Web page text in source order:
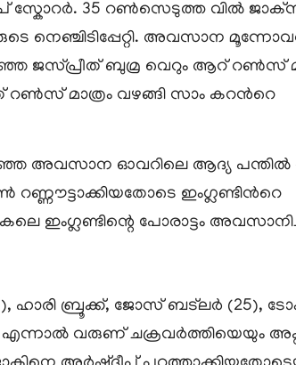
സ്കോറര്‍. 35 റണ്‍സെടുത്ത വില്‍
നെഞ്ചിടിപ്പേറ്റി. അവസാന
ജസ്പ്രീത് ബുമ്ര വെറും ആറ് റണ്‍സ്
റണ്‍സ് മാത്രം വഴങ്ങി സാം കറന്‍റെ
അവസാന ഓവറിലെ ആദ്യ പന്തില്‍
ഇംഗ്ലണ്ടിന്‍റെ
ഇംഗ്ലണ്ടിന്റെ പോരാട്ടം
ഹാരി ബ്രൂക്ക്, ജോസ് ബട്‌ലർ (25),
എന്നാൽ വരുണ് ചക്രവര്‍ത്തിയെയും